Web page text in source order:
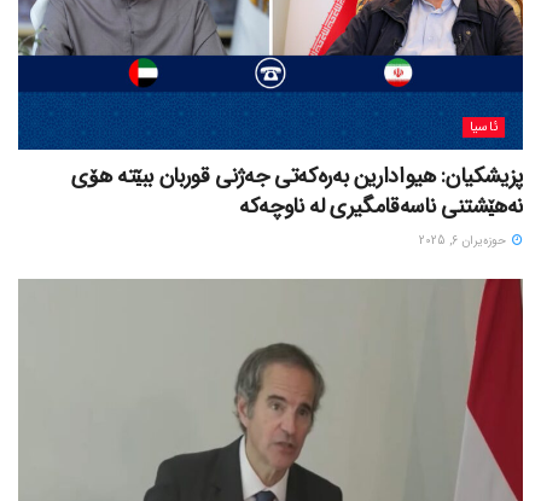
ئاسیا
پزیشکیان: هیوادارین بەرەکەتی جەژنی قوربان ببێتە هۆی
نەهێشتنی ناسەقامگیری لە ناوچەکە
حوزه‌یران 6, 2025